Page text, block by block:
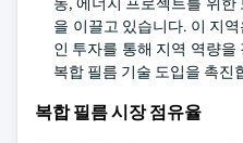
을 이끌고 있습니다. 이 지
인 투자를 통해 지역 역량
복합 필름 기술 도입을 촉진
복합 필름 시장 점유율